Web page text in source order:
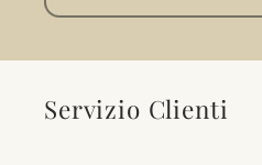
Servizio Clienti